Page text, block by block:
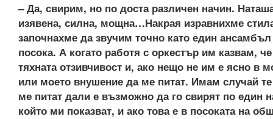
– Да, свирим, но по доста различен начин.
изявена, силна, мощна…Накрая изравнихме
започнахме да звучим точно като един
посока. А когато работя с оркестър им казвам,
тяхната отзивчивост и, ако нещо не им е ясно в
или моето внушение да ме питат. Имам случай
ме питат дали е възможно да го свирят по един
който ми показват, и ако това е в посоката на